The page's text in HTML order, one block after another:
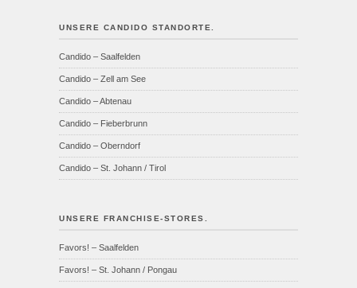
UNSERE CANDIDO STANDORTE.
Candido – Saalfelden
Candido – Zell am See
Candido – Abtenau
Candido – Fieberbrunn
Candido – Oberndorf
Candido – St. Johann / Tirol
UNSERE FRANCHISE-STORES.
Favors! – Saalfelden
Favors! – St. Johann / Pongau